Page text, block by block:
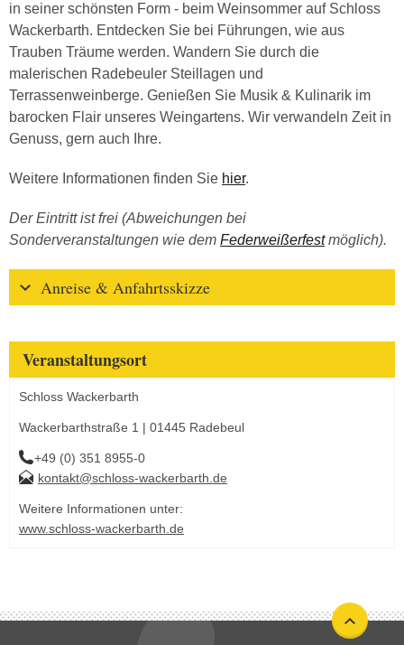
in seiner schönsten Form - beim Weinsommer auf Schloss
Wackerbarth. Entdecken Sie bei Führungen, wie aus
Trauben Träume werden. Wandern Sie durch die
malerischen Radebeuler Steillagen und
Terrassenweinberge. Genießen Sie Musik & Kulinarik im
barocken Flair unseres Weingartens. Wir verwandeln Zeit in
Genuss, gern auch Ihre.
Weitere Informationen finden Sie hier.
Der Eintritt ist frei (Abweichungen bei
Sonderveranstaltungen wie dem Federweißerfestmöglich).
Anreise & Anfahrtsskizze
Veranstaltungsort
Schloss Wackerbarth
Wackerbarthstraße 1 | 01445 Radebeul
+49 (0) 351 8955-0
kontakt@schloss-wackerbarth.de
Weitere Informationen unter:
www.schloss-wackerbarth.de